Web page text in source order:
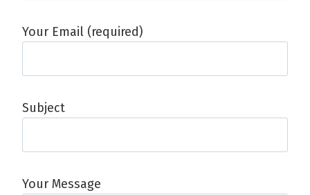
Your Email (required)
Subject
Your Message